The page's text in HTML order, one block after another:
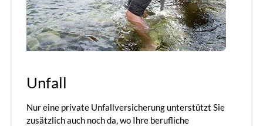
Unfall
Nur eine private Unfallversicherung unterstützt Sie
zusätzlich auch noch da, wo Ihre berufliche